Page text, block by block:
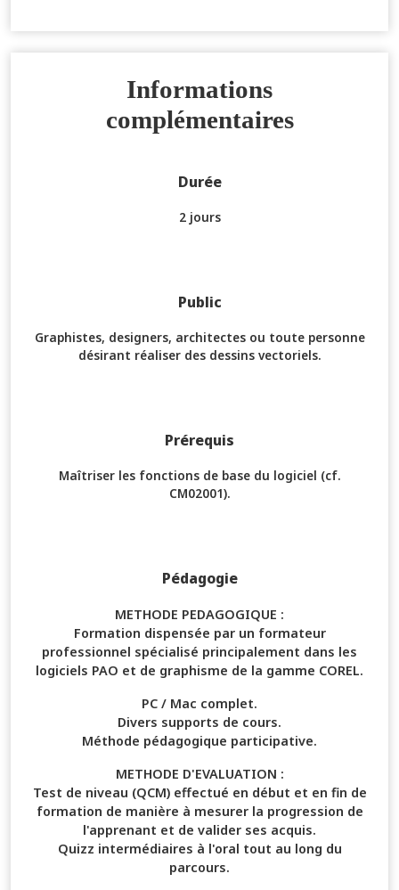
Informations
complémentaires
Durée
2 jours
Public
Graphistes, designers, architectes ou toute personne
désirant réaliser des dessins vectoriels.
Prérequis
Maîtriser les fonctions de base du logiciel (cf.
CM02001).
Pédagogie
METHODE PEDAGOGIQUE :
Formation dispensée par un formateur
professionnel spécialisé principalement dans les
logiciels PAO et de graphisme de la gamme COREL.
PC / Mac complet.
Divers supports de cours.
Méthode pédagogique participative.
METHODE D'EVALUATION :
Test de niveau (QCM) effectué en début et en fin de
formation de manière à mesurer la progression de
l'apprenant et de valider ses acquis.
Quizz intermédiaires à l'oral tout au long du
parcours.